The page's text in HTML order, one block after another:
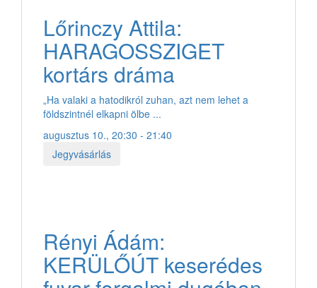
Lőrinczy Attila:
HARAGOSSZIGET
kortárs dráma
„Ha valaki a hatodikról zuhan, azt nem lehet a
földszintnél elkapni ölbe ...
augusztus 10., 20:30 - 21:40
Jegyvásárlás
Rényi Ádám:
KERÜLŐÚT keserédes